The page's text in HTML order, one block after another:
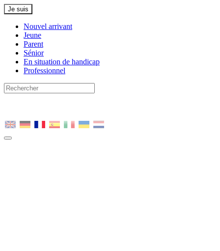
Je suis
Nouvel arrivant
Jeune
Parent
Sénior
En situation de handicap
Professionnel